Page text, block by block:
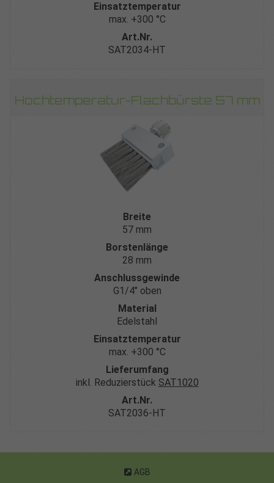
Einsatztemperatur
max. +300 °C
Art.Nr.
SAT2034-HT
Hochtemperatur-Flachbürste 57 mm
Breite
57 mm
Borstenlänge
28 mm
Anschlussgewinde
G1/4″ oben
Material
Edelstahl
Einsatztemperatur
max. +300 °C
Lieferumfang
inkl. Reduzierstück SAT1020
Art.Nr.
SAT2036-HT
AGB